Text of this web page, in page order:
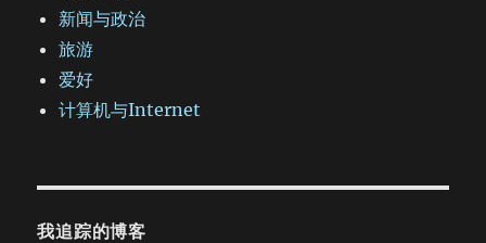
新闻与政治
旅游
爱好
计算机与Internet
我追踪的博客